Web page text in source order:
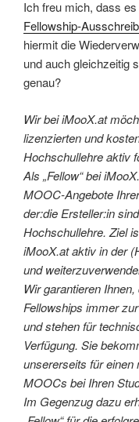
Ich freu mich, dass
Fellowship-
hiermit die
und auch gleichzeitig
genau?
Wir bei iMooX.at
lizenzierten und
Hochschullehre aktiv
Als „Fellow“ bei
MOOC-Angebote
der:die Ersteller:in
Hochschullehre. Ziel
iMooX.at aktiv in der
und
Wir garantieren
Fellowships immer
und stehen für
Verfügung. Sie
unsererseits für
MOOCs bei Ihren
Im Gegenzug dazu